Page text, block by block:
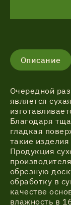
Описание
Очередной
является
Благодаря
гладкая
такие
Продукция
обрезную
обработку в
качестве
влажность в